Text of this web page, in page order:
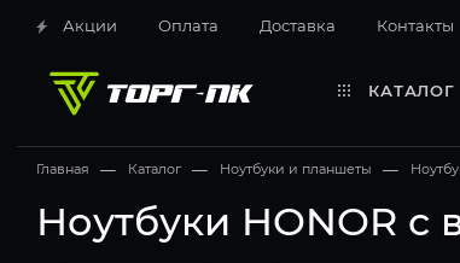
Акции Оплата Доставка Контакты
КАТАЛОГ
Главная — Каталог — Ноутбуки и планшеты —
Ноутбуки HONOR с